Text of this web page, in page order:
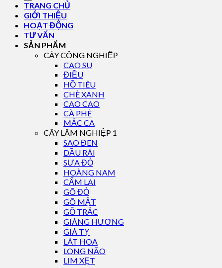
TRANG CHỦ
GIỚI THIỆU
HOẠT ĐỘNG
TƯ VẤN
SẢN PHẨM
CÂY CÔNG NGHIỆP
CAO SU
ĐIỀU
HỒ TIÊU
CHÈ XANH
CAO CAO
CÀ PHÊ
MẮC CA
CÂY LÂM NGHIỆP 1
SAO ĐEN
DẦU RÁI
SƯA ĐỎ
HOÀNG NAM
CẨM LAI
GÕ ĐỎ
GÕ MẬT
GỖ TRẮC
GIÁNG HƯƠNG
GIÁ TỴ
LÁT HOA
LONG NÃO
LIM XẸT